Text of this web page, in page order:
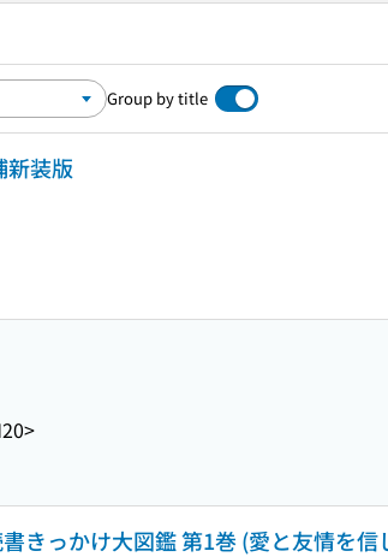
Group by title
新装版
きっかけ大図鑑 第1巻 (愛と友情を信